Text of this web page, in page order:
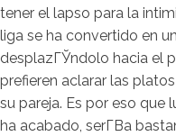
tener el lapso para la
liga se ha convertido en
desplazГЎndolo hacia el
prefieren aclarar las
su pareja. Es por eso que
ha acabado, serГ­В­a